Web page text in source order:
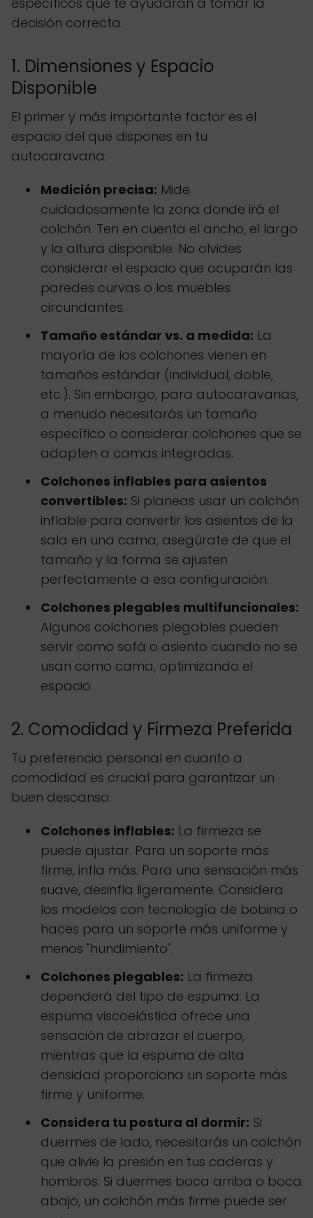
decisión correcta.
1. Dimensiones y Espacio
Disponible
El primer y más importante factor es el
espacio del que dispones en tu
autocaravana.
Medición precisa: Mide
cuidadosamente la zona donde irá el
colchón. Ten en cuenta el ancho, el largo
y la altura disponible. No olvides
considerar el espacio que ocuparán las
paredes curvas o los muebles
circundantes.
Tamaño estándar vs. a medida: La
mayoría de los colchones vienen en
tamaños estándar (individual, doble,
etc.). Sin embargo, para autocaravanas,
a menudo necesitarás un tamaño
específico o considerar colchones que se
adapten a camas integradas.
Colchones inflables para asientos
convertibles: Si planeas usar un colchón
inflable para convertir los asientos de la
sala en una cama, asegúrate de que el
tamaño y la forma se ajusten
perfectamente a esa configuración.
Colchones plegables multifuncionales:
Algunos colchones plegables pueden
servir como sofá o asiento cuando no se
usan como cama, optimizando el
espacio.
2. Comodidad y Firmeza Preferida
Tu preferencia personal en cuanto a
comodidad es crucial para garantizar un
buen descanso.
Colchones inflables: La firmeza se
puede ajustar. Para un soporte más
firme, infla más. Para una sensación más
suave, desinfla ligeramente. Considera
los modelos con tecnología de bobina o
haces para un soporte más uniforme y
menos "hundimiento".
Colchones plegables: La firmeza
dependerá del tipo de espuma. La
espuma viscoelástica ofrece una
sensación de abrazar el cuerpo,
mientras que la espuma de alta
densidad proporciona un soporte más
firme y uniforme.
Considera tu postura al dormir: Si
duermes de lado, necesitarás un colchón
que alivie la presión en tus caderas y
hombros. Si duermes boca arriba o boca
abajo, un colchón más firme puede ser